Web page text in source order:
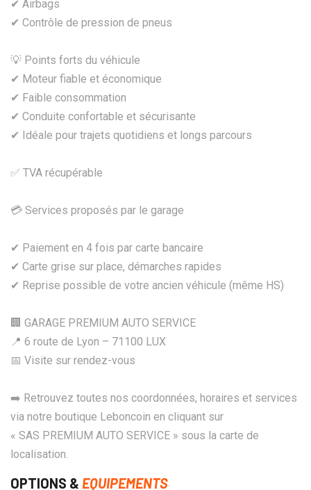
✔ Airbags
✔ Contrôle de pression de pneus
💡 Points forts du véhicule
✔ Moteur fiable et économique
✔ Faible consommation
✔ Conduite confortable et sécurisante
✔ Idéale pour trajets quotidiens et longs parcours
✅ TVA récupérable
💳 Services proposés par le garage
✔ Paiement en 4 fois par carte bancaire
✔ Carte grise sur place, démarches rapides
✔ Reprise possible de votre ancien véhicule (même HS)
🏢 GARAGE PREMIUM AUTO SERVICE
📍 6 route de Lyon – 71100 LUX
📅 Visite sur rendez-vous
➡️ Retrouvez toutes nos coordonnées, horaires et services
via notre boutique Leboncoin en cliquant sur
« SAS PREMIUM AUTO SERVICE » sous la carte de
localisation.
OPTIONS & EQUIPEMENTS